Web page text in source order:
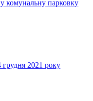
комунальну парковку
2021 року